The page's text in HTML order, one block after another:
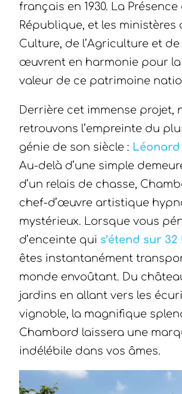
français en 1930. La Présence
République, et les ministères
Culture, de l’Agriculture et de
œuvrent en harmonie pour la
valeur de ce patrimoine
Derrière cet immense projet,
retrouvons l’empreinte du
génie de son siècle :
Au-delà d’une simple
d’un relais de chasse,
chef-d’œuvre artistique
mystérieux. Lorsque vous
d’enceinte qui s’étend sur 32
êtes instantanément
monde envoûtant. Du
jardins en allant vers les
vignoble, la magnifique
Chambord laissera une
indélébile dans vos âmes.